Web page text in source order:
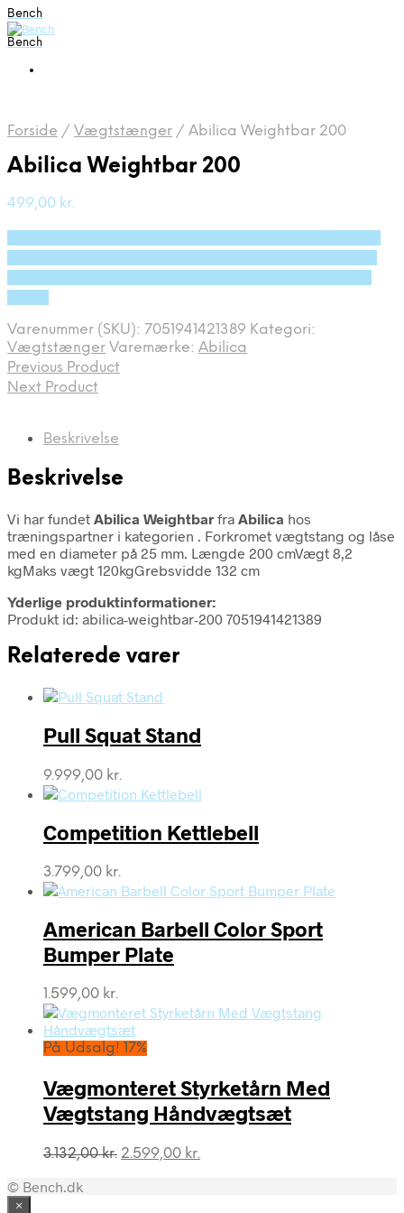
Bench
Bench
Forside / Vægtstænger / Abilica Weightbar 200
Abilica Weightbar 200
499,00 kr.
Varenummer (SKU): 7051941421389 Kategori:
Vægtstænger Varemærke: Abilica
Previous Product
Next Product
Beskrivelse
Beskrivelse
Vi har fundet Abilica Weightbar fra Abilica hos
træningspartner i kategorien . Forkromet vægtstang og låse
med en diameter på 25 mm. Længde 200 cmVægt 8,2
kgMaks vægt 120kgGrebsvidde 132 cm
Yderlige produktinformationer:
Produkt id: abilica-weightbar-200 7051941421389
Relaterede varer
Pull Squat Stand
9.999,00 kr.
Competition Kettlebell
3.799,00 kr.
American Barbell Color Sport
Bumper Plate
1.599,00 kr.
På Udsalg! 17%
Vægmonteret Styrketårn Med
Vægtstang Håndvægtsæt
3.132,00kr. Den
2.599,00 kr.
© Bench.dk
×